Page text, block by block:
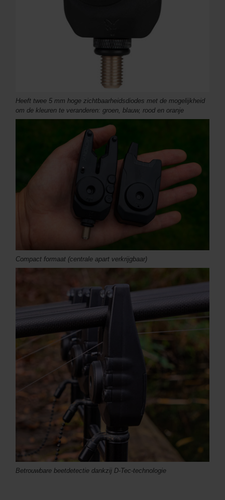
Heeft twee 5 mm hoge zichtbaarheidsdiodes met de mogelijkheid
om de kleuren te veranderen: groen, blauw, rood en oranje
Compact formaat (centrale apart verkrijgbaar)
Betrouwbare beetdetectie dankzij D-Tec-technologie